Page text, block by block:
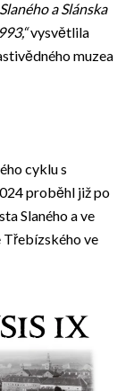
a Slánska
vysvětlila
muzea
cyklu s
proběhl již po
Slaného a ve
Třebízského ve